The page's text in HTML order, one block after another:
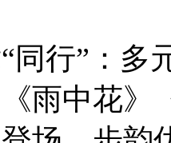
行”：多
《雨中花